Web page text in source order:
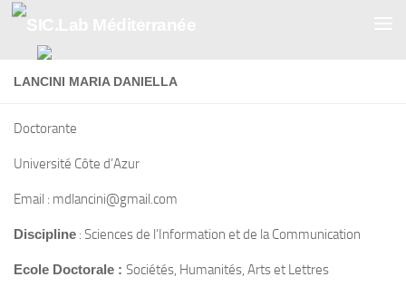
LANCINI MARIA DANIELLA
Doctorante
Université Côte d’Azur
Email : mdlancini@gmail.com
Discipline : Sciences de l’Information et de la Communication
Ecole Doctorale : Sociétés, Humanités, Arts et Lettres